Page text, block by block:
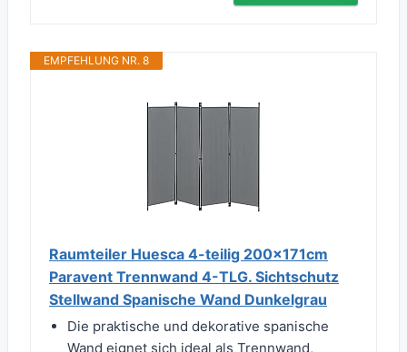
EMPFEHLUNG NR. 8
Raumteiler Huesca 4-teilig 200x171cm
Paravent Trennwand 4-TLG. Sichtschutz
Stellwand Spanische Wand Dunkelgrau
Die praktische und dekorative spanische
Wand eignet sich ideal als Trennwand,